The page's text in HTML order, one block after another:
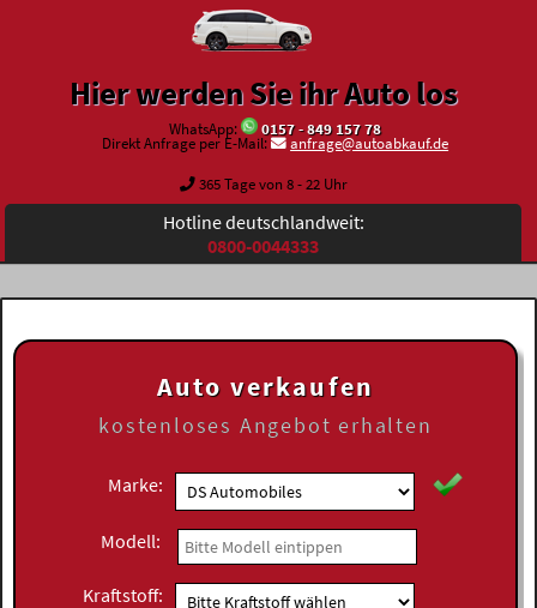
Hier werden Sie ihr Auto los
WhatsApp:
0157 - 849 157 78
Direkt Anfrage per E-Mail:
anfrage@autoabkauf.de
365 Tage von 8 - 22 Uhr
Hotline deutschlandweit:
0800-0044333
Auto verkaufen
kostenloses Angebot erhalten
Marke:
Modell:
Kraftstoff: